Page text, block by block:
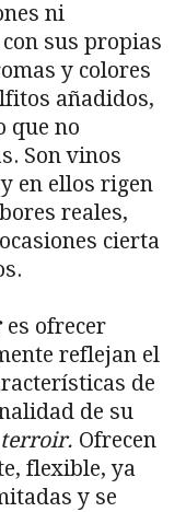
ni
sus propias
y colores
añadidos,
que no
Son vinos
en ellos rigen
reales,
cierta
es ofrecer
reflejan el
de
de su
terroir. Ofrecen
flexible, ya
y se